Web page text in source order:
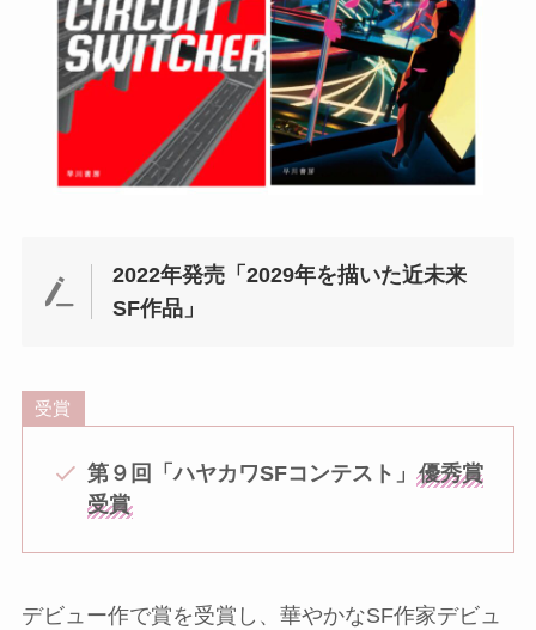
2022年発売「2029年を描いた近未来
SF作品」
受賞
第９回「ハヤカワSFコンテスト」 優秀賞
受賞
デビュー作で賞を受賞し、華やかなSF作家デビュ